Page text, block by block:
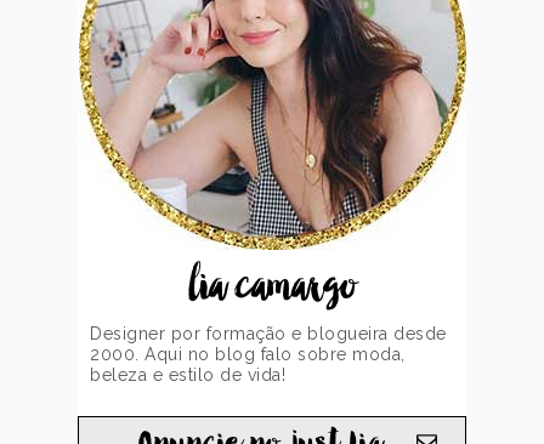
lia camargo
Designer por formação e blogueira desde
2000. Aqui no blog falo sobre moda,
beleza e estilo de vida!